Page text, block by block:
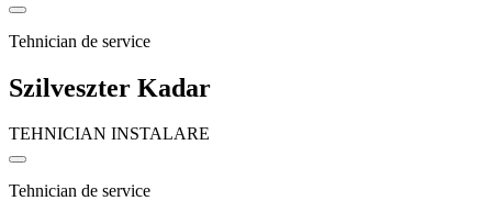
Tehnician de service
Szilveszter Kadar
TEHNICIAN INSTALARE
Tehnician de service